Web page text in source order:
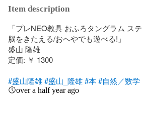
Item description
「プレNEO教具 おふろタングラム ス
脳をきたえる/おへやでも遊べる!」
盛山 隆雄
定価: ￥ 1300
#盛山隆雄#盛山_隆雄#本#自然／数学
over a half year ago